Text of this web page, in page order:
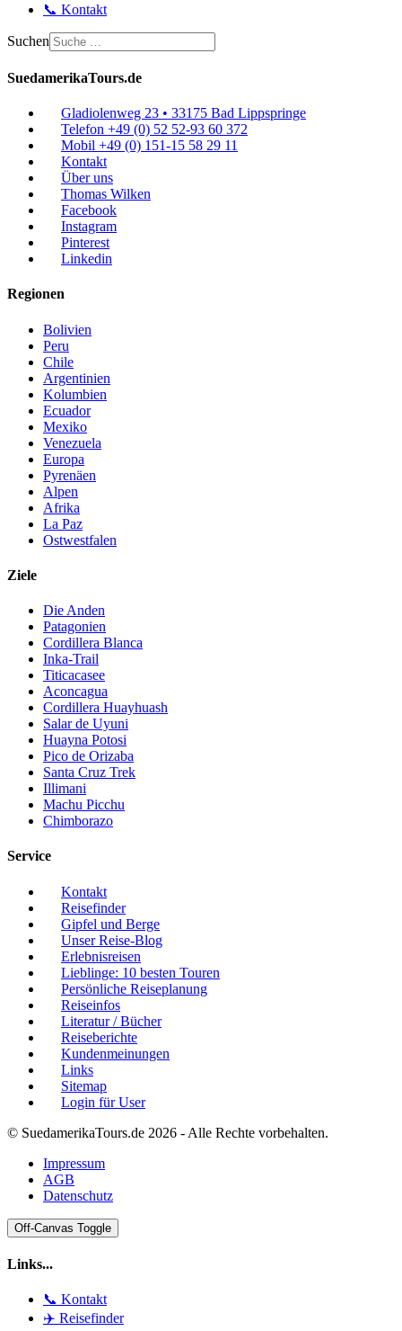
📞 Kontakt
Suchen
SuedamerikaTours.de
Gladiolenweg 23 • 33175 Bad Lippspringe
Telefon +49 (0) 52 52-93 60 372
Mobil +49 (0) 151-15 58 29 11
Kontakt
Über uns
Thomas Wilken
Facebook
Instagram
Pinterest
Linkedin
Regionen
Bolivien
Peru
Chile
Argentinien
Kolumbien
Ecuador
Mexiko
Venezuela
Europa
Pyrenäen
Alpen
Afrika
La Paz
Ostwestfalen
Ziele
Die Anden
Patagonien
Cordillera Blanca
Inka-Trail
Titicacasee
Aconcagua
Cordillera Huayhuash
Salar de Uyuni
Huayna Potosi
Pico de Orizaba
Santa Cruz Trek
Illimani
Machu Picchu
Chimborazo
Service
Kontakt
Reisefinder
Gipfel und Berge
Unser Reise-Blog
Erlebnisreisen
Lieblinge: 10 besten Touren
Persönliche Reiseplanung
Reiseinfos
Literatur / Bücher
Reiseberichte
Kundenmeinungen
Links
Sitemap
Login für User
© SuedamerikaTours.de 2026 - Alle Rechte vorbehalten.
Impressum
AGB
Datenschutz
Off-Canvas Toggle
Links...
📞 Kontakt
✈️ Reisefinder